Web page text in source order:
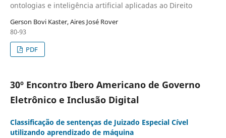
ontologias e inteligência artificial aplicadas ao Direito
Gerson Bovi Kaster, Aires José Rover
80-93
PDF
30º Encontro Ibero Americano de Governo
Eletrônico e Inclusão Digital
Classificação de sentenças de Juizado Especial Cível
utilizando aprendizado de máquina